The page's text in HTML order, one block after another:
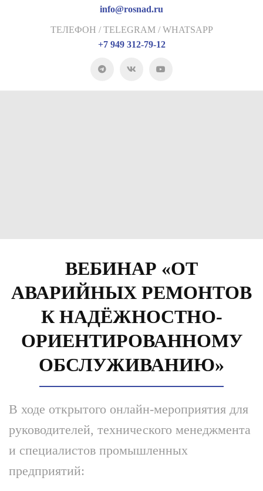
info@rosnad.ru
ТЕЛЕФОН / TELEGRAM / WHATSAPP
+7 949 312-79-12
ВЕБИНАР «ОТ
АВАРИЙНЫХ РЕМОНТОВ
К НАДЁЖНОСТНО-
ОРИЕНТИРОВАННОМУ
ОБСЛУЖИВАНИЮ»
В ходе открытого онлайн-мероприятия для
руководителей, технического менеджмента
и специалистов промышленных
предприятий: